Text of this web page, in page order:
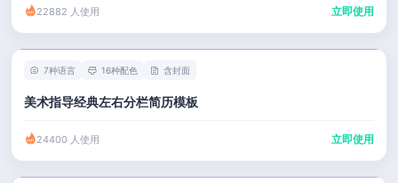
22882 人使用 立即使用
7种语言 16种配色 含封面
美术指导经典左右分栏简历模板
24400 人使用 立即使用